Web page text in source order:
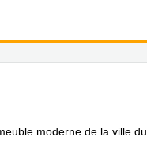
moderne de la ville du